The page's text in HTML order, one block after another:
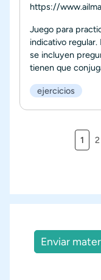
https://
Juego para
indicativo
se incluyen
tienen que
ejercicios
1 2
Enviar